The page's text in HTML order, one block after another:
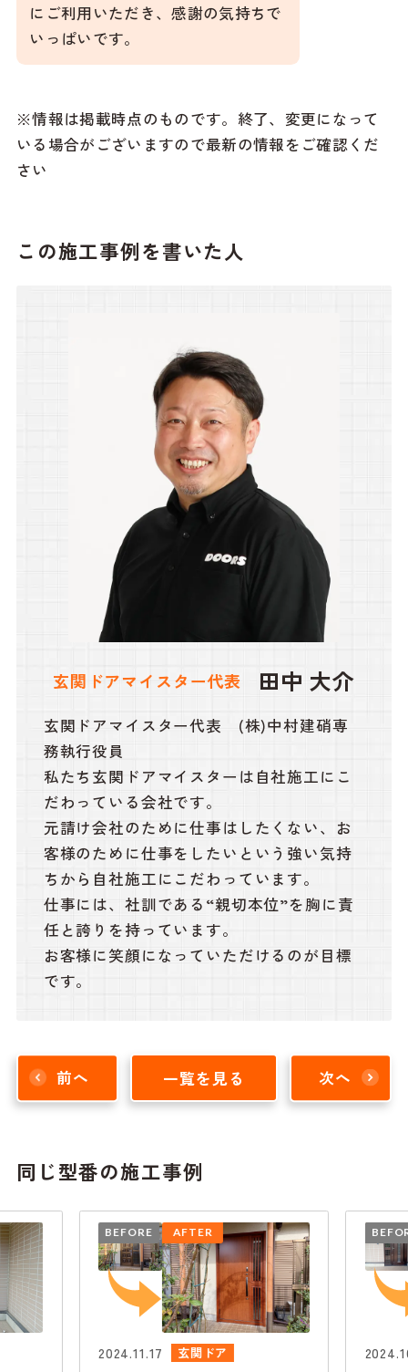
にご利用いただき、感謝の気持ちで
いっぱいです。
※情報は掲載時点のものです。終了、変更になって
いる場合がございますので最新の情報をご確認くだ
さい
この施工事例を書いた人
玄関ドアマイスター代表 田中 大介
玄関ドアマイスター代表 (株)中村建硝専
務執行役員
私たち玄関ドアマイスターは自社施工にこ
だわっている会社です。
元請け会社のために仕事はしたくない、お
客様のために仕事をしたいという強い気持
ちから自社施工にこだわっています。
仕事には、社訓である“親切本位”を胸に責
任と誇りを持っています。
お客様に笑顔になっていただけるのが目標
です。
前へ 一覧を見る 次へ
同じ型番の施工事例
BEFORE AFTER
2024.11.17 玄関ドア